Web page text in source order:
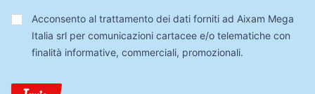
Trattamento
Dati
Acconsento al trattamento dei dati forniti ad Aixam Mega
Italia srl per comunicazioni cartacee e/o telematiche con
finalità informative, commerciali, promozionali.